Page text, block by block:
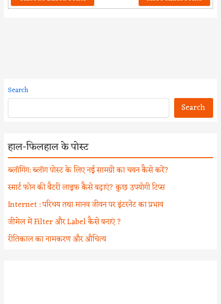
Search
Search
हाल-फिलहाल के पोस्ट
ब्लॉगिंग: ब्लॉग पोस्ट के लिए नई सामग्री का चयन कैसे करें?
स्मार्ट फोन की बैटरी लाइफ कैसे बढ़ाएं? कुछ उपयोगी टिप्स
Internet : परिचय तथा मानव जीवन पर इंटरनेट का प्रभाव
जीमेल में Filter और Label कैसे बनाएं ?
रीतिकाल का नामकरण और औचित्य